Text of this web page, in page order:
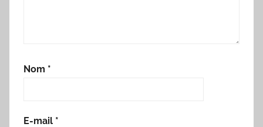
Nom *
E-mail *